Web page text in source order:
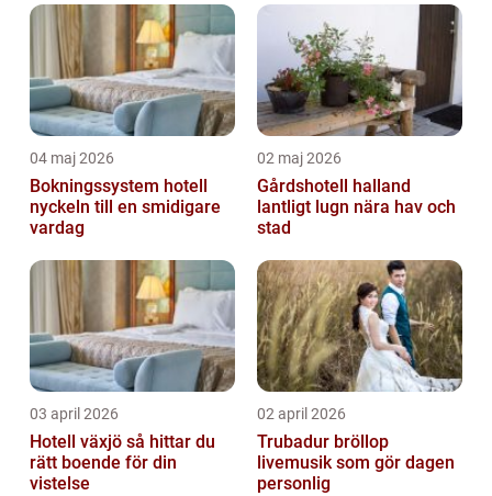
artikel kommer att ge en grundlig översikt av
04 maj 2026
Bokningssystem hotell
nyckeln till en smidigare
vardag
02 maj 2026
Gårdshotell halland
lantligt lugn nära hav och
stad
03 april 2026
Hotell växjö så hittar du
rätt boende för din
vistelse
02 april 2026
Trubadur bröllop
livemusik som gör dagen
personlig